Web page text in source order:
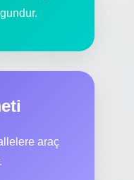
araç